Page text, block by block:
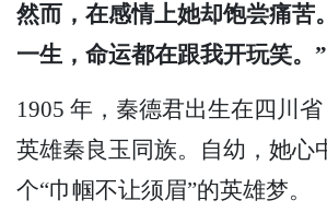
然而，在感情上她却饱尝痛苦
一生，命运都在跟我开玩笑。”
1905 年，秦德君出生在四川
英雄秦良玉同族。自幼，她心
个“巾帼不让须眉”的英雄梦。